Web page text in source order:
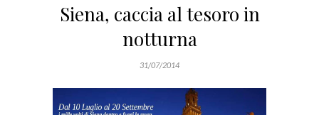
Siena, caccia al tesoro in
notturna
31/07/2014